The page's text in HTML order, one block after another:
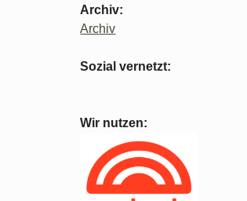
Archiv:
Archiv
Sozial vernetzt:
Wir nutzen: